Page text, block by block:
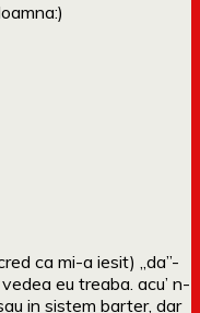
ca mi-a iesit) „da”-
eu treaba. acu’ n-
in sistem barter, dar